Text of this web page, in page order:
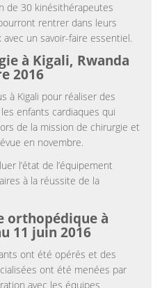
de 30 kinésithérapeutes
rentrer dans leurs
un savoir-faire essentiel.
à Kigali, Rwanda
2016
à Kigali pour réaliser des
enfants cardiaques qui
de la mission de chirurgie et
en novembre.
l’état de l’équipement
à la réussite de la
orthopédique à
11 juin 2016
ont été opérés et des
ont été menées par
avec les équipes